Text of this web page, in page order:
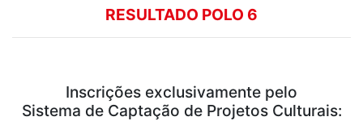
RESULTADO POLO 6
Inscrições exclusivamente pelo
Sistema de Captação de Projetos Culturais: